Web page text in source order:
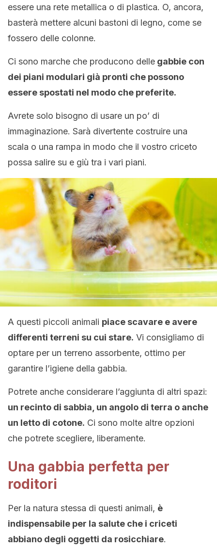
essere una rete metallica o di plastica. O, ancora,
basterà mettere alcuni bastoni di legno, come se
fossero delle colonne.
Ci sono marche che producono delle gabbie con
dei piani modulari già pronti che possono
essere spostati nel modo che preferite.
Avrete solo bisogno di usare un po’ di
immaginazione. Sarà divertente costruire una
scala o una rampa in modo che il vostro criceto
possa salire su e giù tra i vari piani.
A questi piccoli animali piace scavare e avere
differenti terreni su cui stare. Vi consigliamo di
optare per un terreno assorbente, ottimo per
garantire l’igiene della gabbia.
Potrete anche considerare l’aggiunta di altri spazi:
un recinto di sabbia, un angolo di terra o anche
un letto di cotone. Ci sono molte altre opzioni
che potrete scegliere, liberamente.
Una gabbia perfetta per
roditori
Per la natura stessa di questi animali, è
indispensabile per la salute che i criceti
abbiano degli oggetti da rosicchiare.